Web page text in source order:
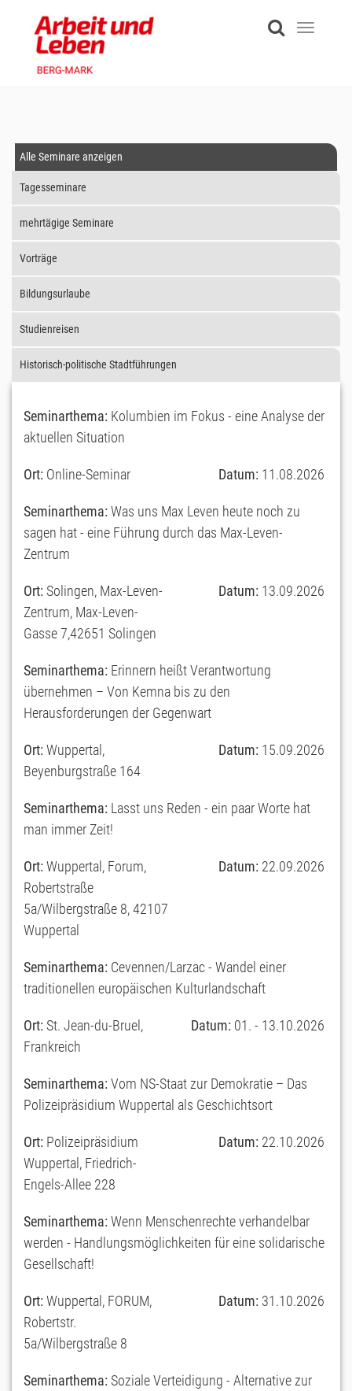
content
Toggle
Alle Seminare anzeigen
Tagesseminare
mehrtägige Seminare
Vorträge
Bildungsurlaube
Studienreisen
Historisch-politische Stadtführungen
Seminarthema: Kolumbien im Fokus - eine Analyse der
aktuellen Situation
Ort: Online-Seminar Datum: 11.08.2026
Seminarthema: Was uns Max Leven heute noch zu
sagen hat - eine Führung durch das Max-Leven-
Zentrum
Ort: Solingen, Max-Leven-
Zentrum, Max-Leven-
Gasse 7,42651 Solingen
Datum: 13.09.2026
Seminarthema: Erinnern heißt Verantwortung
übernehmen – Von Kemna bis zu den
Herausforderungen der Gegenwart
Ort: Wuppertal,
Beyenburgstraße 164
Datum: 15.09.2026
Seminarthema: Lasst uns Reden - ein paar Worte hat
man immer Zeit!
Ort: Wuppertal, Forum,
Robertstraße
5a/Wilbergstraße 8, 42107
Wuppertal
Datum: 22.09.2026
Seminarthema: Cevennen/Larzac - Wandel einer
traditionellen europäischen Kulturlandschaft
Ort: St. Jean-du-Bruel,
Frankreich
Datum: 01. - 13.10.2026
Seminarthema: Vom NS-Staat zur Demokratie – Das
Polizeipräsidium Wuppertal als Geschichtsort
Ort: Polizeipräsidium
Wuppertal, Friedrich-
Engels-Allee 228
Datum: 22.10.2026
Seminarthema: Wenn Menschenrechte verhandelbar
werden - Handlungsmöglichkeiten für eine solidarische
Gesellschaft!
Ort: Wuppertal, FORUM,
Robertstr.
5a/Wilbergstraße 8
Datum: 31.10.2026
Seminarthema: Soziale Verteidigung - Alternative zur